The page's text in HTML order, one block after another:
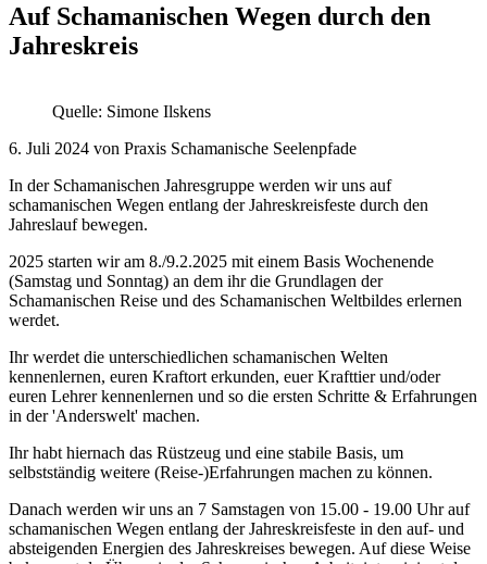
Auf Schamanischen Wegen durch den
Jahreskreis
Quelle: Simone Ilskens
6. Juli 2024 von Praxis Schamanische Seelenpfade
In der Schamanischen Jahresgruppe werden wir uns auf
schamanischen Wegen entlang der Jahreskreisfeste durch den
Jahreslauf bewegen.
2025 starten wir am 8./9.2.2025 mit einem Basis Wochenende
(Samstag und Sonntag) an dem ihr die Grundlagen der
Schamanischen Reise und des Schamanischen Weltbildes erlernen
werdet.
Ihr werdet die unterschiedlichen schamanischen Welten
kennenlernen, euren Kraftort erkunden, euer Krafttier und/oder
euren Lehrer kennenlernen und so die ersten Schritte & Erfahrungen
in der 'Anderswelt' machen.
Ihr habt hiernach das Rüstzeug und eine stabile Basis, um
selbstständig weitere (Reise-)Erfahrungen machen zu können.
Danach werden wir uns an 7 Samstagen von 15.00 - 19.00 Uhr auf
schamanischen Wegen entlang der Jahreskreisfeste in den auf- und
absteigenden Energien des Jahreskreises bewegen. Auf diese Weise